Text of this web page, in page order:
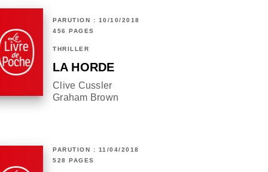
PARUTION : 10/10/2018
456 PAGES
THRILLER
LA HORDE
Clive Cussler
Graham Brown
PARUTION : 11/04/2018
528 PAGES